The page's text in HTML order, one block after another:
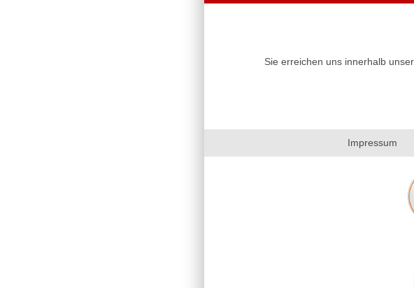
Sie erreichen uns innerhalb
Impressum